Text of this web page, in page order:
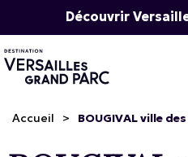
Découvrir
Accueil > BOUGIVAL ville